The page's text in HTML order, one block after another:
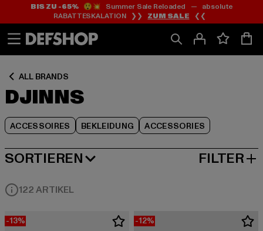
Zum
Inhalt
springen
Zum
Fußzeile
springen
BIS ZU -65%😲💥 Summer Sale Reloaded — absolute
RABATTESKALATION ❯❯ ZUM SALE ❮❮
ALL BRANDS
DJINNS
ACCESSOIRES BEKLEIDUNG ACCESSORIES
Zum
Produktraster
springen
SORTIEREN
BELIEBTESTE FILTER
122 ARTIKEL
-13% -12%